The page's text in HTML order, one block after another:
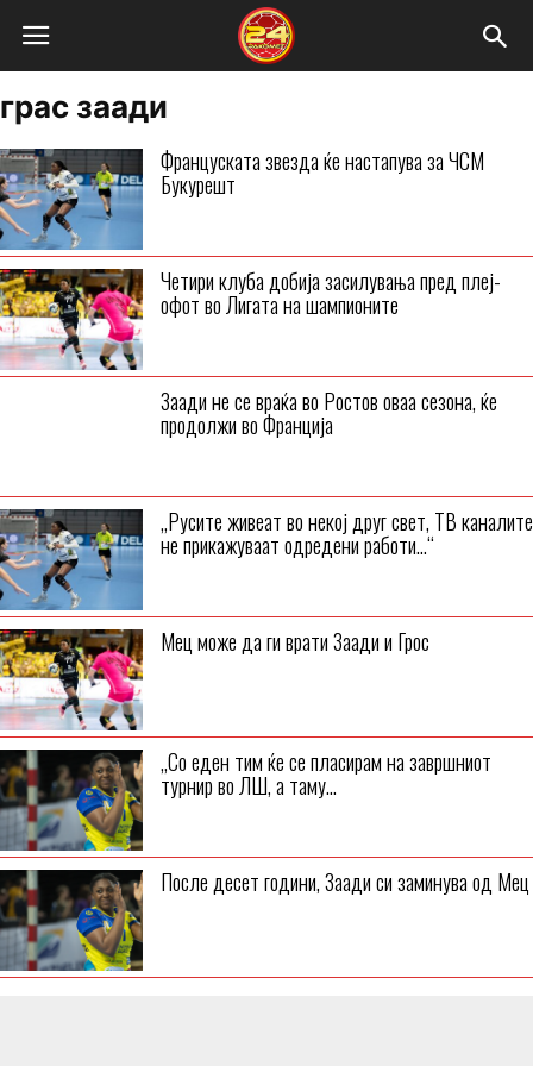
грас заади
Француската звезда ќе настапува за ЧСМ
Букурешт
Четири клуба добија засилувања пред плеј-
офот во Лигата на шампионите
Заади не се враќа во Ростов оваа сезона, ќе
продолжи во Франција
„Русите живеат во некој друг свет, ТВ каналите
не прикажуваат одредени работи…“
Мец може да ги врати Заади и Грос
„Со еден тим ќе се пласирам на завршниот
турнир во ЛШ, а таму...
После десет години, Заади си заминува од Мец